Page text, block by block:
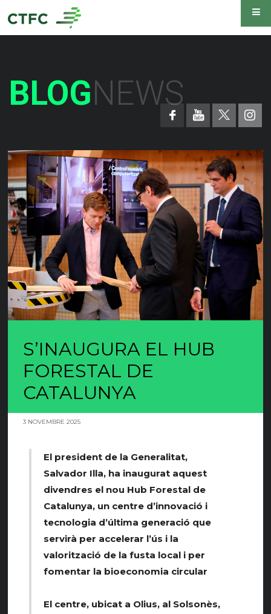
BLOGNEWS
S’INAUGURA EL HUB
FORESTAL DE
CATALUNYA
3 NOVEMBRE 2025
El president de la Generalitat,
Salvador Illa, ha inaugurat aquest
divendres el nou Hub Forestal de
Catalunya, un centre d’innovació i
tecnologia d’última generació que
servirà per accelerar l’ús i la
valorització de la fusta local i per
fomentar la bioeconomia circular
El centre, ubicat a Olius, al Solsonès,